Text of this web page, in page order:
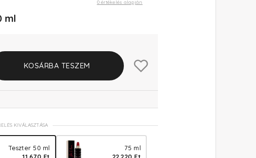
0 értékelés alapján
ml
KOSÁRBA TESZEM
KIVÁLASZTÁSA
Teszter 50 ml
75 ml